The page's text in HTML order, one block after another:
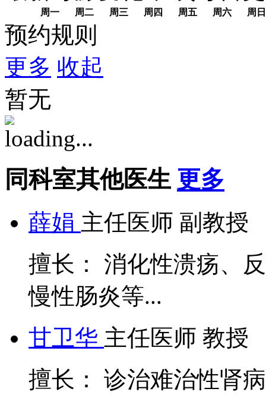
周一 周二 周三 周四 周五 周六 周日
预约规则
更多 收起
暂无
同科室其他医生 更多
薛娟 主任医师 副教授
擅长： 消化性溃疡、
慢性肠炎等...
甘卫华 主任医师 教授
擅长： 诊治难治性肾